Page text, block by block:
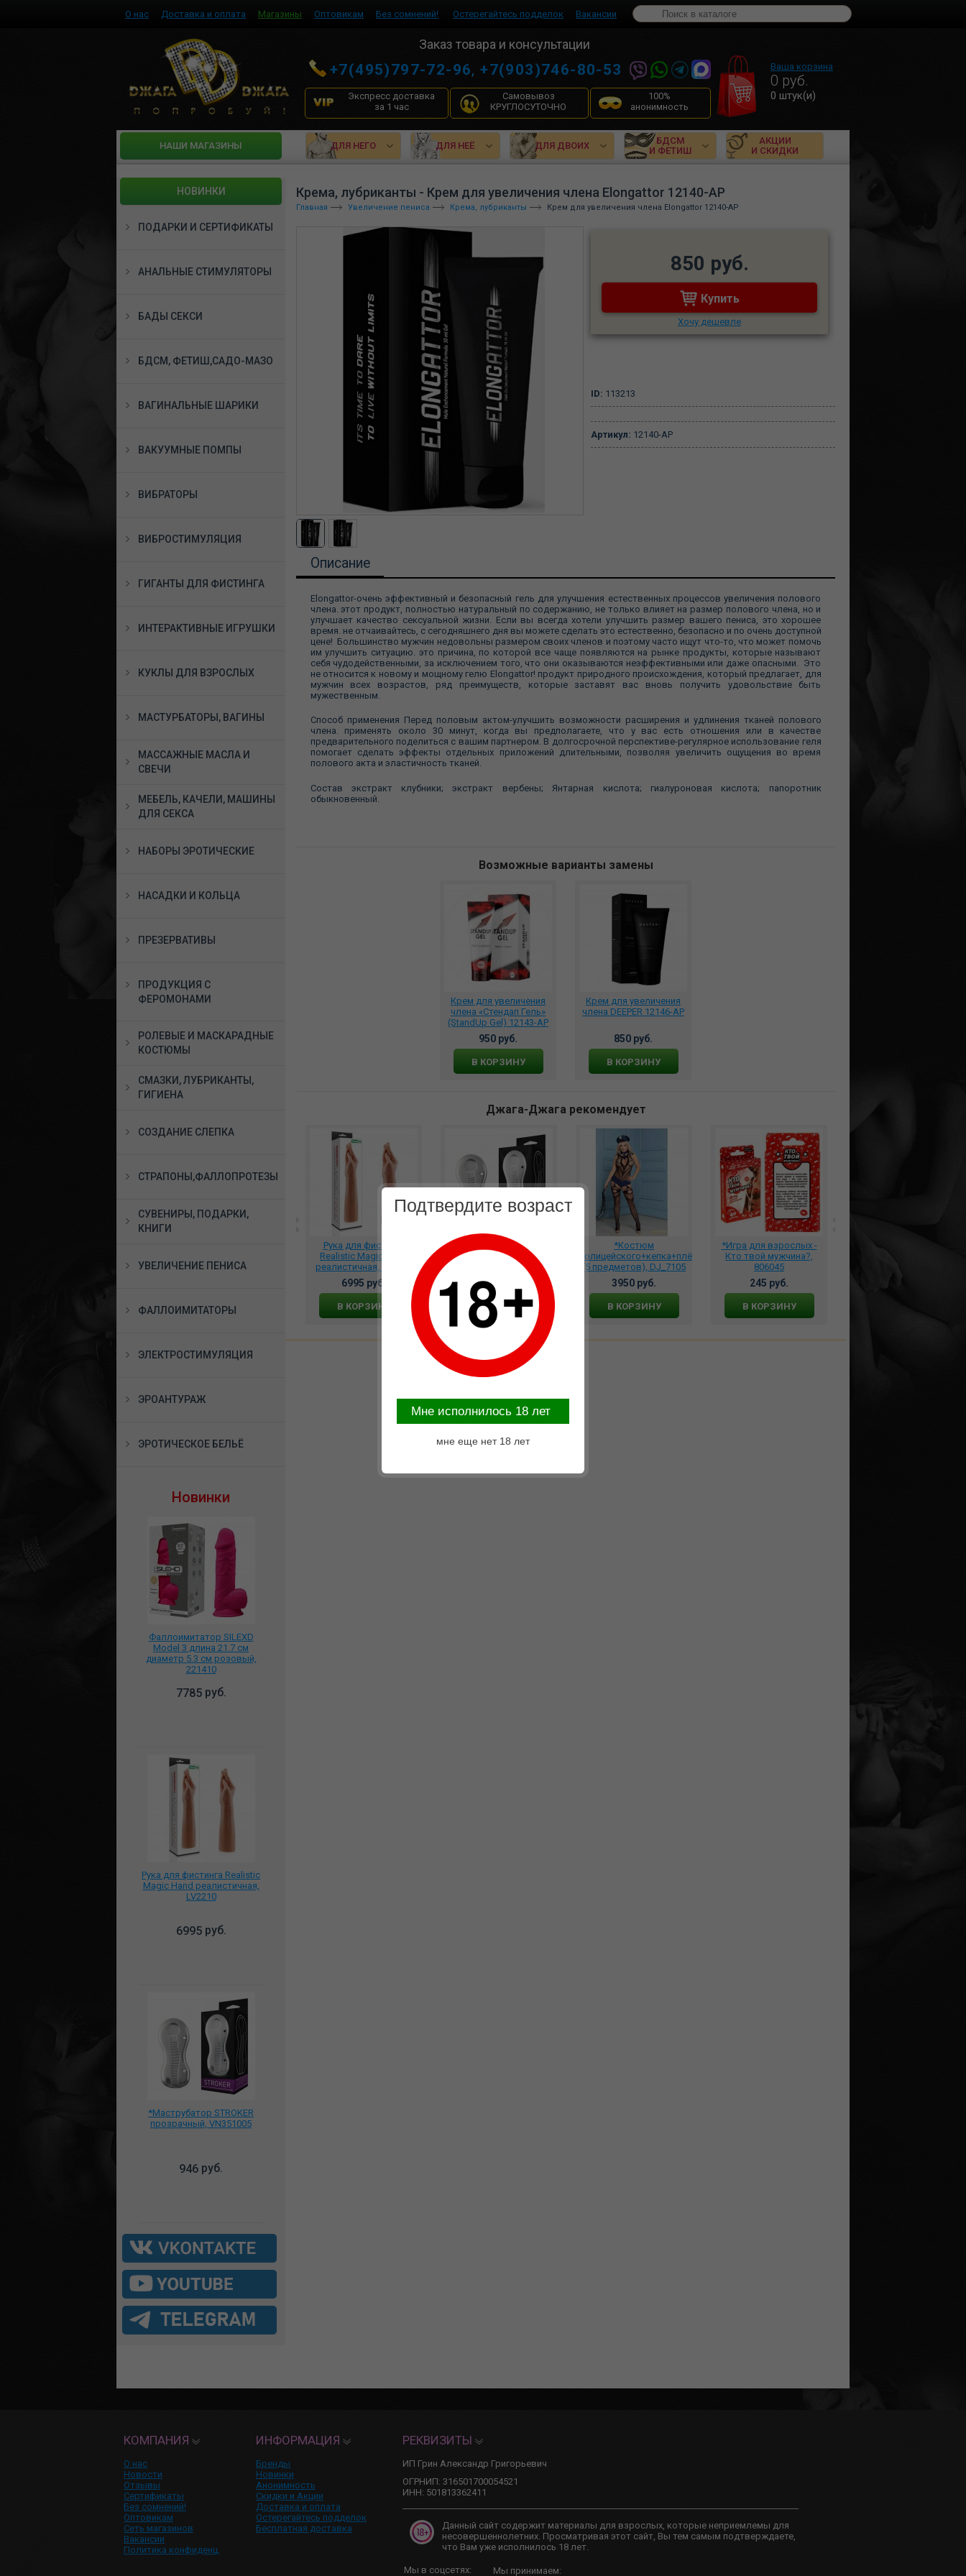
О нас Доставка и оплата Магазины Оптовикам Без сомнений! Остерегайтесь подделок Вакансии
Заказ товара и консультации
+7(495)797-72-96,+7(903)746-80-53
Экспресс доставка
за 1 час
Самовывоз
КРУГЛОСУТОЧНО
100%
анонимность
Ваша корзина
0 руб.
0 штук(и)
HАШИ МАГАЗИНЫ ДЛЯ НЕГО ДЛЯ НЕЁ ДЛЯ ДВОИХ
БДСМ
И ФЕТИШ
АКЦИИ
И СКИДКИ
НОВИНКИ
ПОДАРКИ И СЕРТИФИКАТЫ
АНАЛЬНЫЕ СТИМУЛЯТОРЫ
БАДЫ СЕКСИ
БДСМ, ФЕТИШ,САДО-МАЗО
ВАГИНАЛЬНЫЕ ШАРИКИ
ВАКУУМНЫЕ ПОМПЫ
ВИБРАТОРЫ
ВИБРОСТИМУЛЯЦИЯ
ГИГАНТЫ ДЛЯ ФИСТИНГА
ИНТЕРАКТИВНЫЕ ИГРУШКИ
КУКЛЫ ДЛЯ ВЗРОСЛЫХ
МАСТУРБАТОРЫ, ВАГИНЫ
МАССАЖНЫЕ МАСЛА И
СВЕЧИ
МЕБЕЛЬ, КАЧЕЛИ, МАШИНЫ
ДЛЯ СЕКСА
НАБОРЫ ЭРОТИЧЕСКИЕ
НАСАДКИ И КОЛЬЦА
ПРЕЗЕРВАТИВЫ
ПРОДУКЦИЯ С
ФЕРОМОНАМИ
РОЛЕВЫЕ И МАСКАРАДНЫЕ
КОСТЮМЫ
СМАЗКИ, ЛУБРИКАНТЫ,
ГИГИЕНА
СОЗДАНИЕ СЛЕПКА
СТРАПОНЫ,ФАЛЛОПРОТЕЗЫ
СУВЕНИРЫ, ПОДАРКИ,
КНИГИ
УВЕЛИЧЕНИЕ ПЕНИСА
ФАЛЛОИМИТАТОРЫ
ЭЛЕКТРОСТИМУЛЯЦИЯ
ЭРОАНТУРАЖ
ЭРОТИЧЕСКОЕ БЕЛЬЁ
Новинки
Фаллоимитатор SILEXD
Model 3 длина 21.7 см
диаметр 5.3 см розовый,
221410
7785руб.
Рука для фистинга Realistic
Magic Hand реалистичная,
LV2210
6995руб.
*Маструбатор STROKER
прозрачный, VN351005
946 руб.
Крема, лубриканты - Крем для увеличения члена Elongattor 12140-AP
Главная Увеличение пениса Крема, лубриканты Крем для увеличения члена Elongattor 12140-AP
850 руб.
Купить
Хочу дешевле
ID: 113213
Артикул: 12140-AP
Описание
Elongattor-очень эффективный и безопасный гель для улучшения естественных процессов увеличения полового
члена. этот продукт, полностью натуральный по содержанию, не только влияет на размер полового члена, но и
улучшает качество сексуальной жизни. Если вы всегда хотели улучшить размер вашего пениса, это хорошее
время. не отчаивайтесь, с сегодняшнего дня вы можете сделать это естественно, безопасно и по очень доступной
цене! Большинство мужчин недовольны размером своих членов и поэтому часто ищут что-то, что может помочь
им улучшить ситуацию. это причина, по которой все чаще появляются на рынке продукты, которые называют
себя чудодейственными, за исключением того, что они оказываются неэффективными или даже опасными. Это
не относится к новому и мощному гелю Elongattor! продукт природного происхождения, который предлагает, для
мужчин всех возрастов, ряд преимуществ, которые заставят вас вновь получить удовольствие быть
мужественным.
Способ применения Перед половым актом-улучшить возможности расширения и удлинения тканей полового
члена. применять около 30 минут, когда вы предполагаете, что у вас есть отношения или в качестве
предварительного поделиться с вашим партнером. В долгосрочной перспективе-регулярное использование геля
помогает сделать эффекты отдельных приложений длительными, позволяя увеличить ощущения во время
полового акта и эластичность тканей.
Состав экстракт клубники; экстракт вербены; Янтарная кислота; гиалуроновая кислота; папоротник
обыкновенный.
Возможные варианты замены
Крем для увеличения
члена «Стендап Гель»
(StandUp Gel) 12143-AP
950 руб.
В КОРЗИНУ
Крем для увеличения
члена DEEPER 12146-AP
850 руб.
В КОРЗИНУ
Джага-Джага рекомендует
В КОРЗИНУ
Рука для фистинга
Realistic Magic Hand
реалистичная, LV2210
6995 руб.
В КОРЗИНУ
*Маструбатор STROKER
прозрачный, VN351005
946 руб.
В КОРЗИНУ
*Костюм
полицейского+кепка+плётка
(5 предметов), DJ_7105
3950 руб.
В КОРЗИНУ
*Игра для взрослых -
Кто твой мужчина?,
806045
245 руб.
В КОРЗИНУ
наручниками, PL11002
КОМПАНИЯ
О нас
Новости
Отзывы
Сертификаты
Без сомнений!
Оптовикам
Сеть магазинов
Вакансии
Политика конфиденц.
ИНФОРМАЦИЯ
Бренды
Новинки
Анонимность
Скидки и Акции
Доставка и оплата
Остерегайтесь подделок
Бесплатная доставка
РЕКВИЗИТЫ
ИП Грин Александр Григорьевич
ОГРНИП: 316501700054521
ИНН: 501813362411
Данный сайт содержит материалы для взрослых, которые неприемлемы для
несовершеннолетних. Просматривая этот сайт, Вы тем самым подтверждаете,
что Вам уже исполнилось 18 лет.
Мы в соцсетях: Мы принимаем:
Подтвердите возраст
Mне исполнилось 18 лет
мне еще нет 18 лет